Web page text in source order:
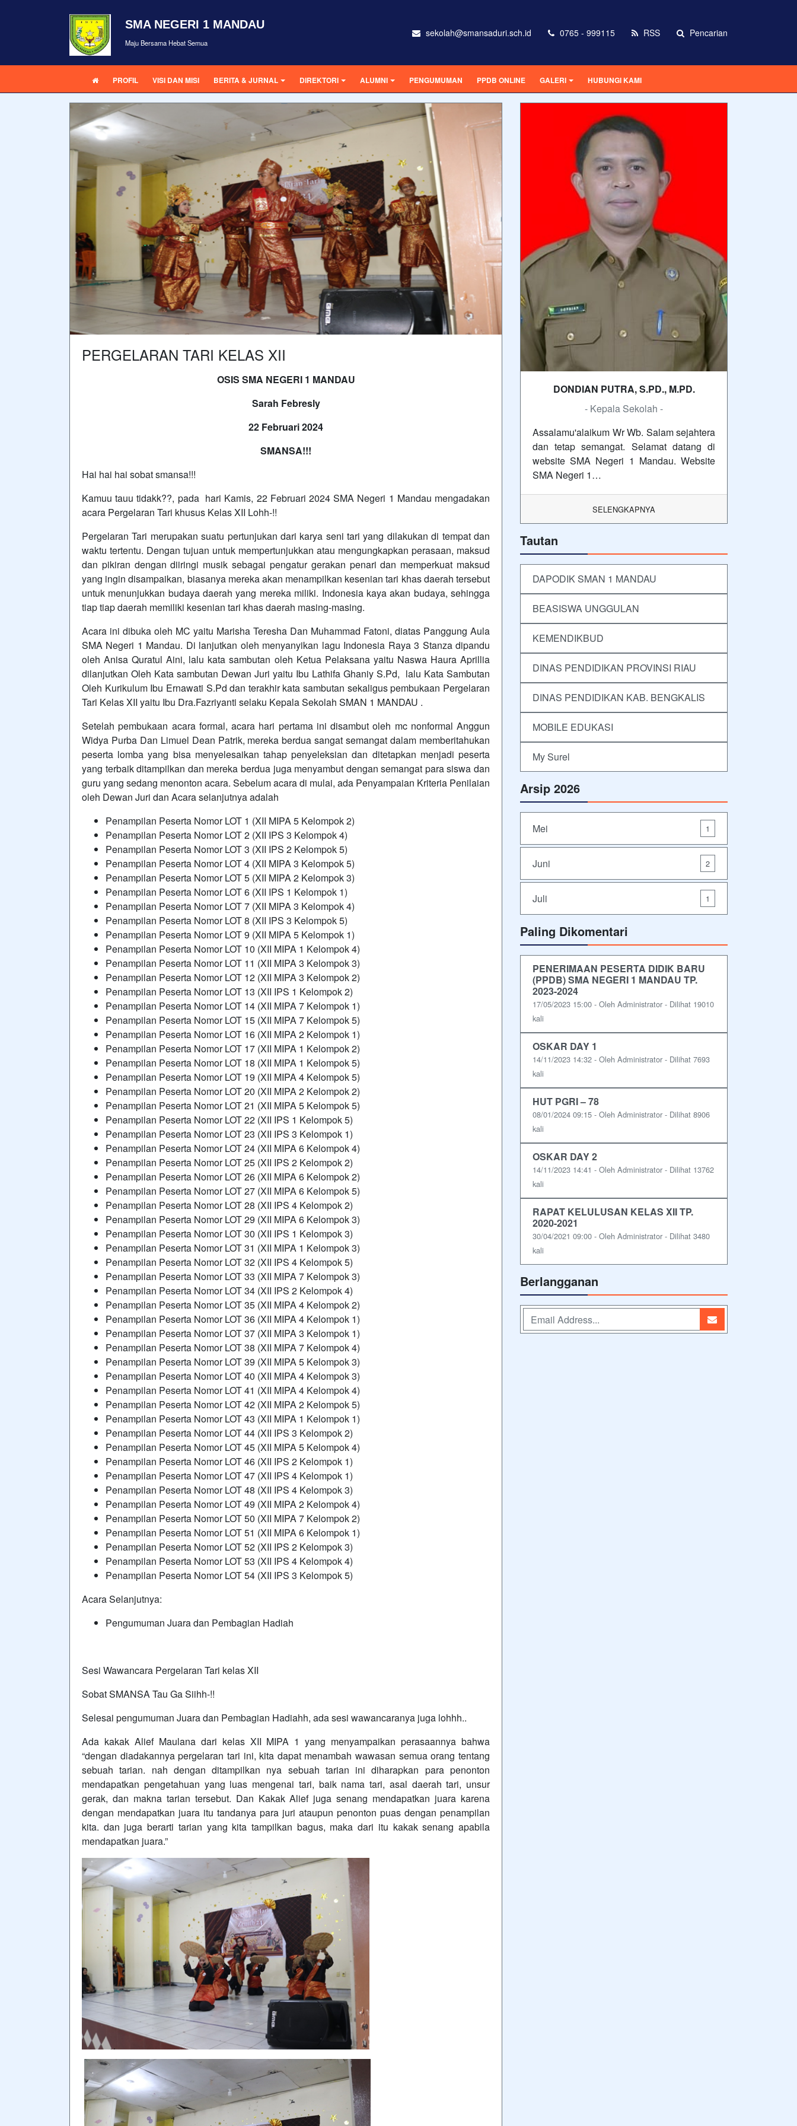
SMA NEGERI 1 MANDAU
Maju Bersama Hebat Semua
sekolah@smansaduri.sch.id 0765 - 999115 RSS Pencarian
PROFIL VISI DAN MISI BERITA & JURNAL DIREKTORI ALUMNI PENGUMUMAN PPDB ONLINE GALERI HUBUNGI KAMI
PERGELARAN TARI KELAS XII
OSIS SMA NEGERI 1 MANDAU
Sarah Febresly
22 Februari 2024
SMANSA!!!
Hai hai hai sobat smansa!!!
Kamuu tauu tidakk??, pada hari Kamis, 22 Februari 2024 SMA Negeri 1 Mandau mengadakan
acara Pergelaran Tari khusus Kelas XII Lohh-!!
Pergelaran Tari merupakan suatu pertunjukan dari karya seni tari yang dilakukan di tempat dan
waktu tertentu. Dengan tujuan untuk mempertunjukkan atau mengungkapkan perasaan, maksud
dan pikiran dengan diiringi musik sebagai pengatur gerakan penari dan memperkuat maksud
yang ingin disampaikan, biasanya mereka akan menampilkan kesenian tari khas daerah tersebut
untuk menunjukkan budaya daerah yang mereka miliki. Indonesia kaya akan budaya, sehingga
tiap tiap daerah memiliki kesenian tari khas daerah masing-masing.
Acara ini dibuka oleh MC yaitu Marisha Teresha Dan Muhammad Fatoni, diatas Panggung Aula
SMA Negeri 1 Mandau. Di lanjutkan oleh menyanyikan lagu Indonesia Raya 3 Stanza dipandu
oleh Anisa Quratul Aini, lalu kata sambutan oleh Ketua Pelaksana yaitu Naswa Haura Aprillia
dilanjutkan Oleh Kata sambutan Dewan Juri yaitu Ibu Lathifa Ghaniy S.Pd, lalu Kata Sambutan
Oleh Kurikulum Ibu Ernawati S.Pd dan terakhir kata sambutan sekaligus pembukaan Pergelaran
Tari Kelas XII yaitu Ibu Dra.Fazriyanti selaku Kepala Sekolah SMAN 1 MANDAU .
Setelah pembukaan acara formal, acara hari pertama ini disambut oleh mc nonformal Anggun
Widya Purba Dan Limuel Dean Patrik, mereka berdua sangat semangat dalam memberitahukan
peserta lomba yang bisa menyelesaikan tahap penyeleksian dan ditetapkan menjadi peserta
yang terbaik ditampilkan dan mereka berdua juga menyambut dengan semangat para siswa dan
guru yang sedang menonton acara. Sebelum acara di mulai, ada Penyampaian Kriteria Penilaian
oleh Dewan Juri dan Acara selanjutnya adalah
Penampilan Peserta Nomor LOT 1 (XII MIPA 5 Kelompok 2)
Penampilan Peserta Nomor LOT 2 (XII IPS 3 Kelompok 4)
Penampilan Peserta Nomor LOT 3 (XII IPS 2 Kelompok 5)
Penampilan Peserta Nomor LOT 4 (XII MIPA 3 Kelompok 5)
Penampilan Peserta Nomor LOT 5 (XII MIPA 2 Kelompok 3)
Penampilan Peserta Nomor LOT 6 (XII IPS 1 Kelompok 1)
Penampilan Peserta Nomor LOT 7 (XII MIPA 3 Kelompok 4)
Penampilan Peserta Nomor LOT 8 (XII IPS 3 Kelompok 5)
Penampilan Peserta Nomor LOT 9 (XII MIPA 5 Kelompok 1)
Penampilan Peserta Nomor LOT 10 (XII MIPA 1 Kelompok 4)
Penampilan Peserta Nomor LOT 11 (XII MIPA 3 Kelompok 3)
Penampilan Peserta Nomor LOT 12 (XII MIPA 3 Kelompok 2)
Penampilan Peserta Nomor LOT 13 (XII IPS 1 Kelompok 2)
Penampilan Peserta Nomor LOT 14 (XII MIPA 7 Kelompok 1)
Penampilan Peserta Nomor LOT 15 (XII MIPA 7 Kelompok 5)
Penampilan Peserta Nomor LOT 16 (XII MIPA 2 Kelompok 1)
Penampilan Peserta Nomor LOT 17 (XII MIPA 1 Kelompok 2)
Penampilan Peserta Nomor LOT 18 (XII MIPA 1 Kelompok 5)
Penampilan Peserta Nomor LOT 19 (XII MIPA 4 Kelompok 5)
Penampilan Peserta Nomor LOT 20 (XII MIPA 2 Kelompok 2)
Penampilan Peserta Nomor LOT 21 (XII MIPA 5 Kelompok 5)
Penampilan Peserta Nomor LOT 22 (XII IPS 1 Kelompok 5)
Penampilan Peserta Nomor LOT 23 (XII IPS 3 Kelompok 1)
Penampilan Peserta Nomor LOT 24 (XII MIPA 6 Kelompok 4)
Penampilan Peserta Nomor LOT 25 (XII IPS 2 Kelompok 2)
Penampilan Peserta Nomor LOT 26 (XII MIPA 6 Kelompok 2)
Penampilan Peserta Nomor LOT 27 (XII MIPA 6 Kelompok 5)
Penampilan Peserta Nomor LOT 28 (XII IPS 4 Kelompok 2)
Penampilan Peserta Nomor LOT 29 (XII MIPA 6 Kelompok 3)
Penampilan Peserta Nomor LOT 30 (XII IPS 1 Kelompok 3)
Penampilan Peserta Nomor LOT 31 (XII MIPA 1 Kelompok 3)
Penampilan Peserta Nomor LOT 32 (XII IPS 4 Kelompok 5)
Penampilan Peserta Nomor LOT 33 (XII MIPA 7 Kelompok 3)
Penampilan Peserta Nomor LOT 34 (XII IPS 2 Kelompok 4)
Penampilan Peserta Nomor LOT 35 (XII MIPA 4 Kelompok 2)
Penampilan Peserta Nomor LOT 36 (XII MIPA 4 Kelompok 1)
Penampilan Peserta Nomor LOT 37 (XII MIPA 3 Kelompok 1)
Penampilan Peserta Nomor LOT 38 (XII MIPA 7 Kelompok 4)
Penampilan Peserta Nomor LOT 39 (XII MIPA 5 Kelompok 3)
Penampilan Peserta Nomor LOT 40 (XII MIPA 4 Kelompok 3)
Penampilan Peserta Nomor LOT 41 (XII MIPA 4 Kelompok 4)
Penampilan Peserta Nomor LOT 42 (XII MIPA 2 Kelompok 5)
Penampilan Peserta Nomor LOT 43 (XII MIPA 1 Kelompok 1)
Penampilan Peserta Nomor LOT 44 (XII IPS 3 Kelompok 2)
Penampilan Peserta Nomor LOT 45 (XII MIPA 5 Kelompok 4)
Penampilan Peserta Nomor LOT 46 (XII IPS 2 Kelompok 1)
Penampilan Peserta Nomor LOT 47 (XII IPS 4 Kelompok 1)
Penampilan Peserta Nomor LOT 48 (XII IPS 4 Kelompok 3)
Penampilan Peserta Nomor LOT 49 (XII MIPA 2 Kelompok 4)
Penampilan Peserta Nomor LOT 50 (XII MIPA 7 Kelompok 2)
Penampilan Peserta Nomor LOT 51 (XII MIPA 6 Kelompok 1)
Penampilan Peserta Nomor LOT 52 (XII IPS 2 Kelompok 3)
Penampilan Peserta Nomor LOT 53 (XII IPS 4 Kelompok 4)
Penampilan Peserta Nomor LOT 54 (XII IPS 3 Kelompok 5)
Acara Selanjutnya:
Pengumuman Juara dan Pembagian Hadiah
Sesi Wawancara Pergelaran Tari kelas XII
Sobat SMANSA Tau Ga Siihh-!!
Selesai pengumuman Juara dan Pembagian Hadiahh, ada sesi wawancaranya juga lohhh..
Ada kakak Alief Maulana dari kelas XII MIPA 1 yang menyampaikan perasaannya bahwa
“dengan diadakannya pergelaran tari ini, kita dapat menambah wawasan semua orang tentang
sebuah tarian. nah dengan ditampilkan nya sebuah tarian ini diharapkan para penonton
mendapatkan pengetahuan yang luas mengenai tari, baik nama tari, asal daerah tari, unsur
gerak, dan makna tarian tersebut. Dan Kakak Alief juga senang mendapatkan juara karena
dengan mendapatkan juara itu tandanya para juri ataupun penonton puas dengan penampilan
kita. dan juga berarti tarian yang kita tampilkan bagus, maka dari itu kakak senang apabila
mendapatkan juara.”
DONDIAN PUTRA, S.PD., M.PD.
- Kepala Sekolah -
Assalamu'alaikum Wr Wb. Salam sejahtera
dan tetap semangat. Selamat datang di
website SMA Negeri 1 Mandau. Website
SMA Negeri 1…
SELENGKAPNYA
Tautan
DAPODIK SMAN 1 MANDAU
BEASISWA UNGGULAN
KEMENDIKBUD
DINAS PENDIDIKAN PROVINSI RIAU
DINAS PENDIDIKAN KAB. BENGKALIS
MOBILE EDUKASI
My Surel
Arsip 2026
Mei 1
Juni 2
Juli 1
Paling Dikomentari
PENERIMAAN PESERTA DIDIK BARU
(PPDB) SMA NEGERI 1 MANDAU TP.
2023-2024
17/05/2023 15:00 - Oleh Administrator - Dilihat 19010
kali
OSKAR DAY 1
14/11/2023 14:32 - Oleh Administrator - Dilihat 7693
kali
HUT PGRI – 78
08/01/2024 09:15 - Oleh Administrator - Dilihat 8906
kali
OSKAR DAY 2
14/11/2023 14:41 - Oleh Administrator - Dilihat 13762
kali
RAPAT KELULUSAN KELAS XII TP.
2020-2021
30/04/2021 09:00 - Oleh Administrator - Dilihat 3480
kali
Berlangganan